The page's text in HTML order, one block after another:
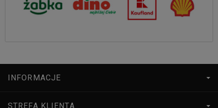
INFORMACJE
STREFA KLIENTA